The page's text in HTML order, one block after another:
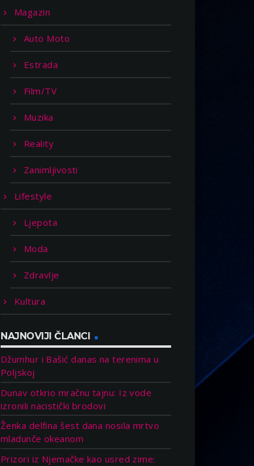
Magazin
Auto Moto
Estrada
Film/TV
Muzika
Reality
Zanimljivosti
Lifestyle
Ljepota
Moda
Zdravlje
Kultura
NAJNOVIJI ČLANCI
Džumhur i Bašić danas na terenima u
Poljskoj
Dunav otkrio mračnu tajnu: Iz vode
izronili nacistički brodovi
Ženka delfina šest dana nosila mrtvo
mladunče okeanom
Prizori iz Njemačke kao usred zime: